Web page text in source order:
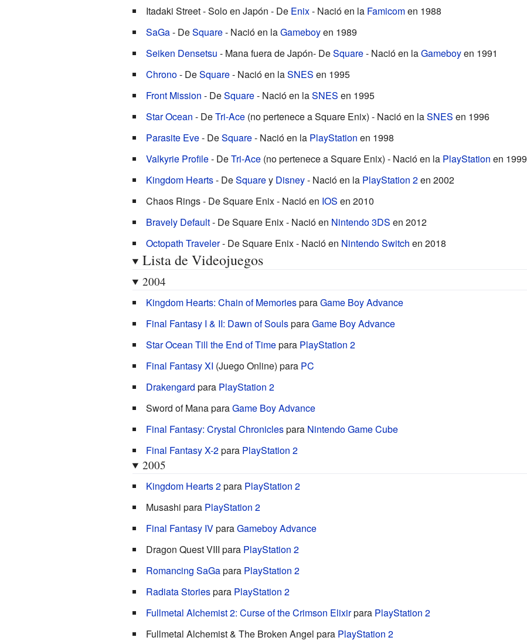
Itadaki Street - Solo en Japón - De Enix- Nació en la Famicomen 1988
SaGa- DeSquare- Nació en laGameboyen 1989
Seiken Densetsu - Mana fuera de Japón- DeSquare- Nació en laGameboyen 1991
Chrono- DeSquare- Nació en laSNES en 1995
Front Mission - DeSquare- Nació en laSNES en 1995
Star Ocean - DeTri-Ace(no pertenece a Square Enix) - Nació en laSNES en 1996
Parasite Eve- DeSquare- Nació en la PlayStation en 1998
Valkyrie Profile- DeTri-Ace(no pertenece a Square Enix) - Nació en la PlayStation en 1999
Kingdom Hearts- DeSquarey Disney- Nació en la PlayStation 2en 2002
Chaos Rings - De Square Enix - Nació en IOS en 2010
Bravely Default- De Square Enix - Nació en Nintendo 3DS en 2012
Octopath Traveler- De Square Enix - Nació en Nintendo Switch en 2018
Lista de Videojuegos
2004
Kingdom Hearts: Chain of MemoriesparaGame Boy Advance
Final Fantasy I & II: Dawn of SoulsparaGame Boy Advance
Star Ocean Till the End of Timepara PlayStation 2
Final Fantasy XI (Juego Online) para PC
Drakengard para PlayStation 2
Sword of Mana paraGame Boy Advance
Final Fantasy: Crystal Chroniclespara Nintendo Game Cube
Final Fantasy X-2para PlayStation 2
2005
Kingdom Hearts 2para PlayStation 2
Musashi para PlayStation 2
Final Fantasy IVparaGameboy Advance
Dragon Quest VIII para PlayStation 2
Romancing SaGapara PlayStation 2
Radiata Storiespara PlayStation 2
Fullmetal Alchemist 2: Curse of the Crimson Elixirpara PlayStation 2
Fullmetal Alchemist & The Broken Angel para PlayStation 2